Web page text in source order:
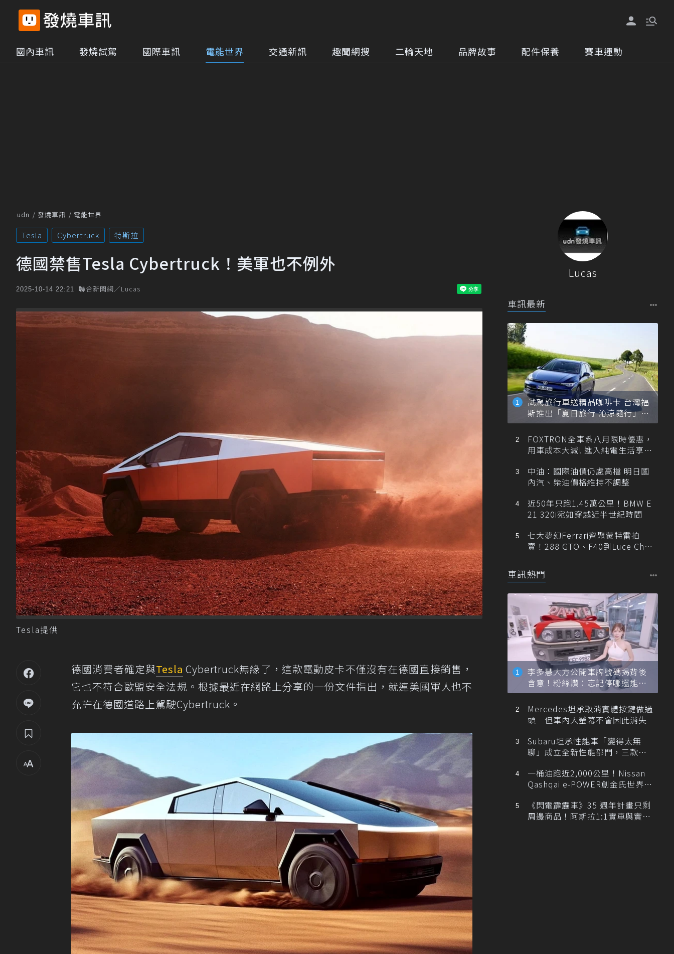
國內車訊 發燒試駕 國際車訊 電能世界 交通新訊 趣聞網搜 二輪天地 品牌故事 配件保養 賽車運動
udn 發燒車訊 電能世界
Tesla Cybertruck 特斯拉
德國禁售Tesla Cybertruck！美軍也不例外
2025-10-14 22:21 聯合新聞網／Lucas
Tesla提供
德國消費者確定與Tesla Cyber​​truck無緣了，這款電動皮卡不僅沒有在德國直接銷售，
它也不符合歐盟安全法規。根據最近在網路上分享的一份文件指出，就連美國軍人也不
允許在德國道路上駕駛Cyber​​truck。
Lucas
車訊最新
試駕旅行車送精品咖啡卡 台灣福
斯推出「夏日旅行 沁涼隨行」活
動
FOXTRON全車系八月限時優惠，
用車成本大減! 進入純電生活享
中油：國際油價仍處高檔 明日國
內汽、柴油價格維持不調整
近50年只跑1.45萬公里！BMW E
21 320i宛如穿越近半世紀時間
七大夢幻Ferrari齊聚蒙特雷拍
賣！288 GTO、F40到Luce Cha
車訊熱門
李多慧大方公開車牌號碼揭背後
含意！粉絲讚：忘記停哪還能幫
忙找車
Mercedes坦承取消實體按鍵做過
頭 但車內大螢幕不會因此消失
Subaru坦承性能車「變得太無
聊」成立全新性能部門，三款手
一桶油跑近2,000公里！Nissan
Qashqai e-POWER創金氏世界紀
《閃電霹靂車》35 週年計畫只剩
周邊商品！阿斯拉1:1實車與實體